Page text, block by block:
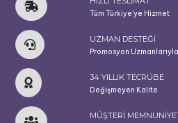
Tüm Türkiye'ye Hizmet
UZMAN DESTEĞİ
Promosyon Uzmanlarıyla
34 YILLIK TECRÜBE
Değişmeyen Kalite
MÜŞTERİ